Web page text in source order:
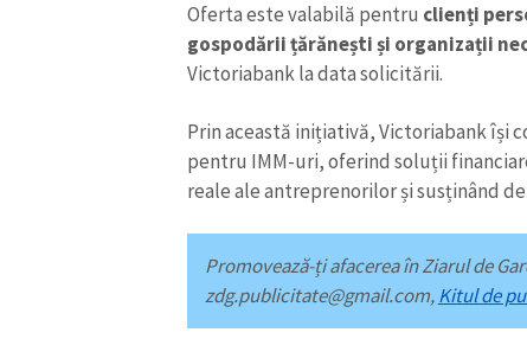
Oferta este valabilă pentru clienți
gospodării țărănești și organizații
Victoriabank la data solicitării.
Prin această inițiativă, Victoriabank își
pentru IMM-uri, oferind soluții
reale ale antreprenorilor și susținând
Promovează-ți afacerea în Ziarul de
zdg.publicitate@gmail.com,Kitul de
Mesajul știrei